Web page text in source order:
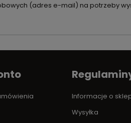
(adres e-mail) na potrzeby
Informacje o
Wysyłka